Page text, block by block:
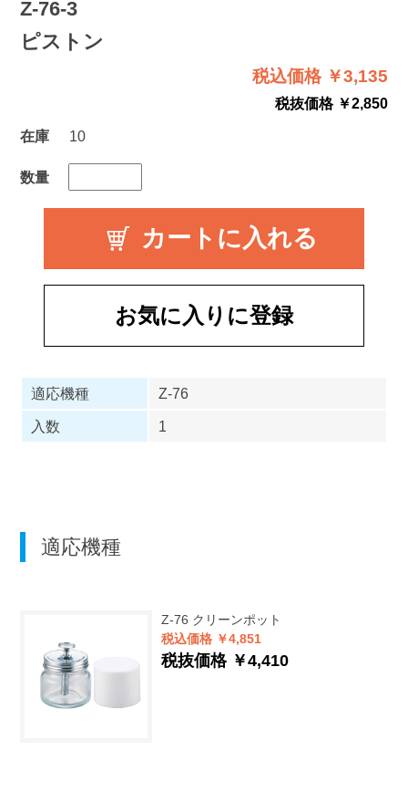
Z-76-3
ピストン
税込価格 ￥3,135
税抜価格 ￥2,850
在庫
10
数量
お気に入りに登録
適応機種
Z-76
入数
1
適応機種
Z-76 クリーンポット
税込価格 ￥4,851
税抜価格 ￥4,410